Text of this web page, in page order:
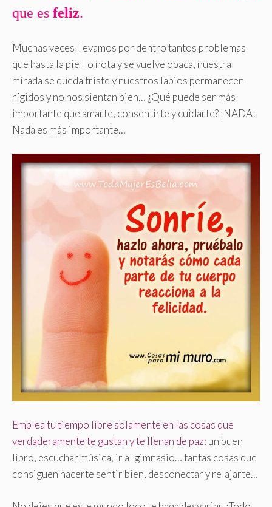
que es feliz.
Muchas veces llevamos por dentro tantos problemas
que hasta la piel lo nota y se vuelve opaca, nuestra
mirada se queda triste y nuestros labios permanecen
rígidos y no nos sientan bien… ¿Qué puede ser más
importante que amarte, consentirte y cuidarte? ¡NADA!
Nada es más importante…
Emplea tu tiempo libre solamente en las cosas que
verdaderamente te gustan y te llenan de paz: un buen
libro, escuchar música, ir al gimnasio… tantas cosas que
consiguen hacerte sentir bien, desconectar y relajarte…